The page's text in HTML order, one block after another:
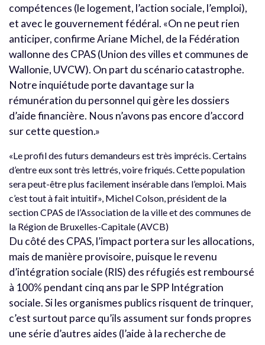
compétences (le logement, l’action sociale, l’emploi),
et avec le gouvernement fédéral. «On ne peut rien
anticiper, confirme Ariane Michel, de la Fédération
wallonne des CPAS (Union des villes et communes de
Wallonie, UVCW). On part du scénario catastrophe.
Notre inquiétude porte davantage sur la
rémunération du personnel qui gère les dossiers
d’aide financière. Nous n’avons pas encore d’accord
sur cette question.»
«Le profil des futurs demandeurs est très imprécis. Certains
d’entre eux sont très lettrés, voire friqués. Cette population
sera peut-être plus facilement insérable dans l’emploi. Mais
c’est tout à fait intuitif», Michel Colson, président de la
section CPAS de l’Association de la ville et des communes de
la Région de Bruxelles-Capitale (AVCB)
Du côté des CPAS, l’impact portera sur les allocations,
mais de manière provisoire, puisque le revenu
d’intégration sociale (RIS) des réfugiés est remboursé
à 100% pendant cinq ans par le SPP Intégration
sociale. Si les organismes publics risquent de trinquer,
c’est surtout parce qu’ils assument sur fonds propres
une série d’autres aides (l’aide à la recherche de